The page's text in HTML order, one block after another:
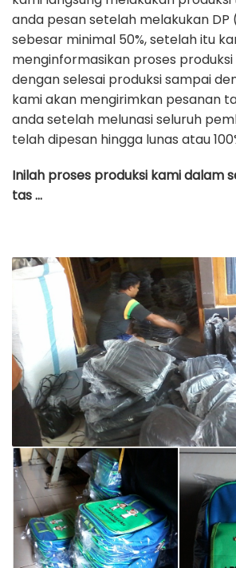
anda pesan setelah melakukan
sebesar minimal 50%, setelah itu
menginformasikan proses
dengan selesai produksi sampai
kami akan mengirimkan pesanan
anda setelah melunasi seluruh
telah dipesan hingga lunas atau
Inilah proses produksi kami dalam
tas …